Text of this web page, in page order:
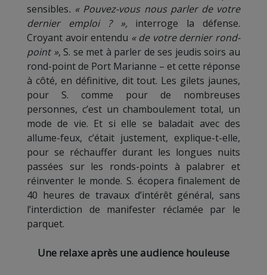
sensibles. « Pouvez-vous nous parler de votre
dernier emploi ? », interroge la défense.
Croyant avoir entendu « de votre dernier rond-
point », S. se met à parler de ses jeudis soirs au
rond-point de Port Marianne – et cette réponse
à côté, en définitive, dit tout. Les gilets jaunes,
pour S. comme pour de nombreuses
personnes, c’est un chamboulement total, un
mode de vie. Et si elle se baladait avec des
allume-feux, c’était justement, explique-t-elle,
pour se réchauffer durant les longues nuits
passées sur les ronds-points à palabrer et
réinventer le monde. S. écopera finalement de
40 heures de travaux d’intérêt général, sans
l’interdiction de manifester réclamée par le
parquet.
Une relaxe après une audience houleuse